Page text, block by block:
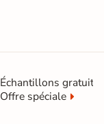
Échantillons gratuit
Offre spéciale